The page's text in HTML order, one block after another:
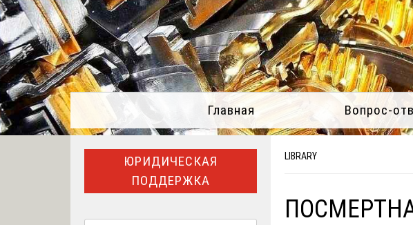
Главная Вопрос-
LIBRARY
ЮРИДИЧЕСКАЯ
ПОДДЕРЖКА